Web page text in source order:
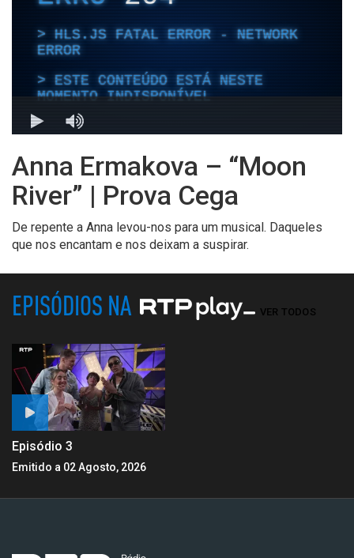
Anna Ermakova – “Moon
River” | Prova Cega
De repente a Anna levou-nos para um musical. Daqueles
que nos encantam e nos deixam a suspirar.
EPISÓDIOS NA VER TODOS
Episódio 3
Emitido a 02 Agosto, 2026